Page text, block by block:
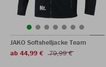
JAKO Softshelljacke Team
ab 44,99 €
79,99 €